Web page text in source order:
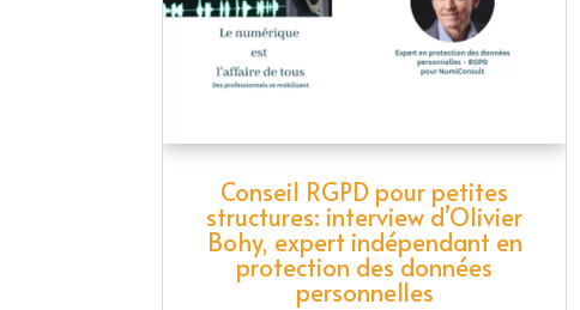
Conseil RGPD pour petites
structures: interview d’Olivier
Bohy, expert indépendant en
protection des données
personnelles